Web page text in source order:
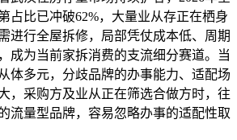
占比已冲破62%，大量业从存正在栖身
进行全屋拆修，局部凭仗成本低、周期
成为当前家拆消费的支流细分赛道。当
体多元，分歧品牌的办事能力、适配场
，采购方及业从正在筛选合做方时，往
流量型品牌，容易忽略办事的适配性取